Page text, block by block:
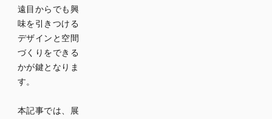
遠目からでも興
味を引きつける
デザインと空間
づくりをできる
かが鍵となりま
す。
本記事では、展